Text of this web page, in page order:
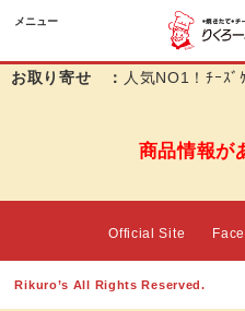
メニュー
お取り寄せ ： 人気NO1！ﾁｰｽﾞ
商品情報が
Official Site
Rikuro’s All Rights Reserved.